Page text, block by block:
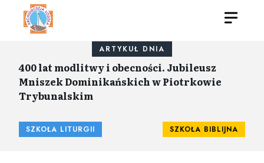
ARTYKUŁ DNIA
400 lat modlitwy i obecności. Jubileusz
Mniszek Dominikańskich w Piotrkowie
Trybunalskim
SZKOŁA LITURGII SZKOŁA BIBLIJNA